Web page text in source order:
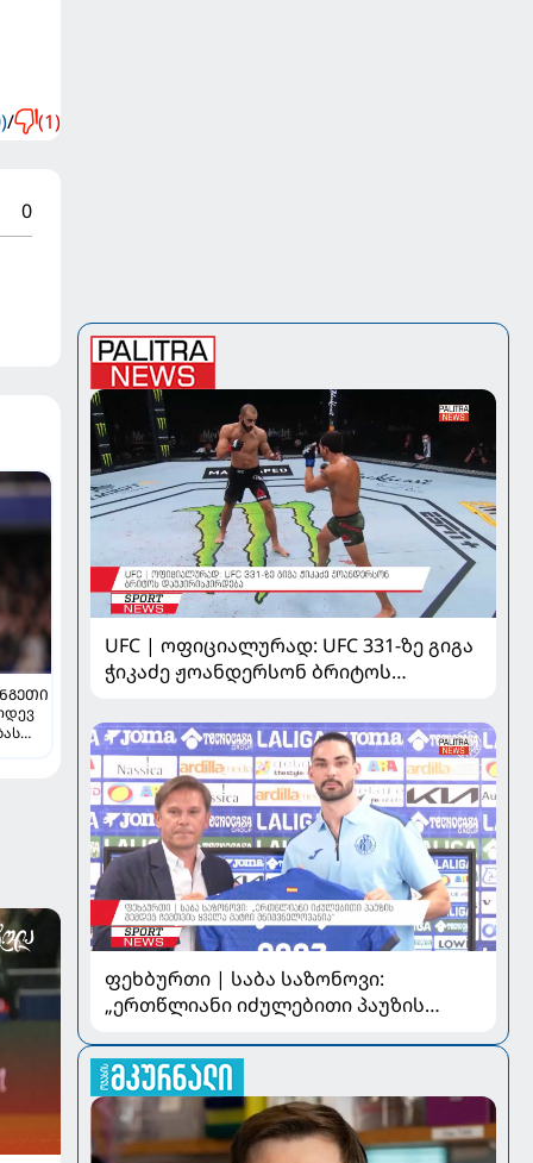
/ (1)
0
UFC | ოფიციალურად: UFC 331-ზე გიგა
ჭიკაძე ჟოანდერსონ ბრიტოს
ფეხბურთი | საბა საზონოვი:
„ერთწლიანი იძულებითი პაუზის
მნიშვნელოვანია“